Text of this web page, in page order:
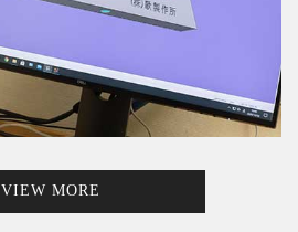
VIEW MORE